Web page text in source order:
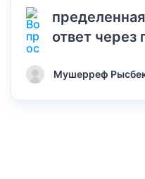
ответ через
Мушерреф